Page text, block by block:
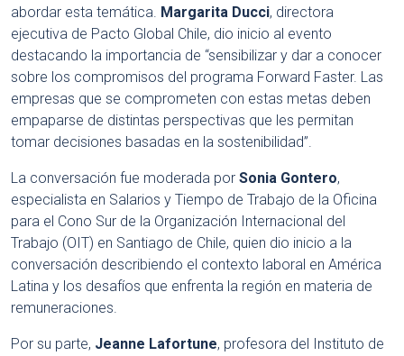
abordar esta temática. Margarita Ducci, directora
ejecutiva de Pacto Global Chile, dio inicio al evento
destacando la importancia de “sensibilizar y dar a conocer
sobre los compromisos del programa Forward Faster. Las
empresas que se comprometen con estas metas deben
empaparse de distintas perspectivas que les permitan
tomar decisiones basadas en la sostenibilidad”.
La conversación fue moderada por Sonia Gontero,
especialista en Salarios y Tiempo de Trabajo de la Oficina
para el Cono Sur de la Organización Internacional del
Trabajo (OIT) en Santiago de Chile, quien dio inicio a la
conversación describiendo el contexto laboral en América
Latina y los desafíos que enfrenta la región en materia de
remuneraciones.
Por su parte, Jeanne Lafortune, profesora del Instituto de